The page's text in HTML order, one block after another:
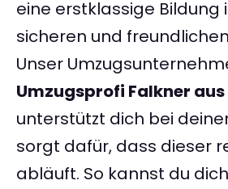
eine erstklassige Bildung
sicheren und
Unser
Umzugsprofi Falkner aus
unterstützt dich bei
sorgt dafür, dass dieser
abläuft. So kannst du